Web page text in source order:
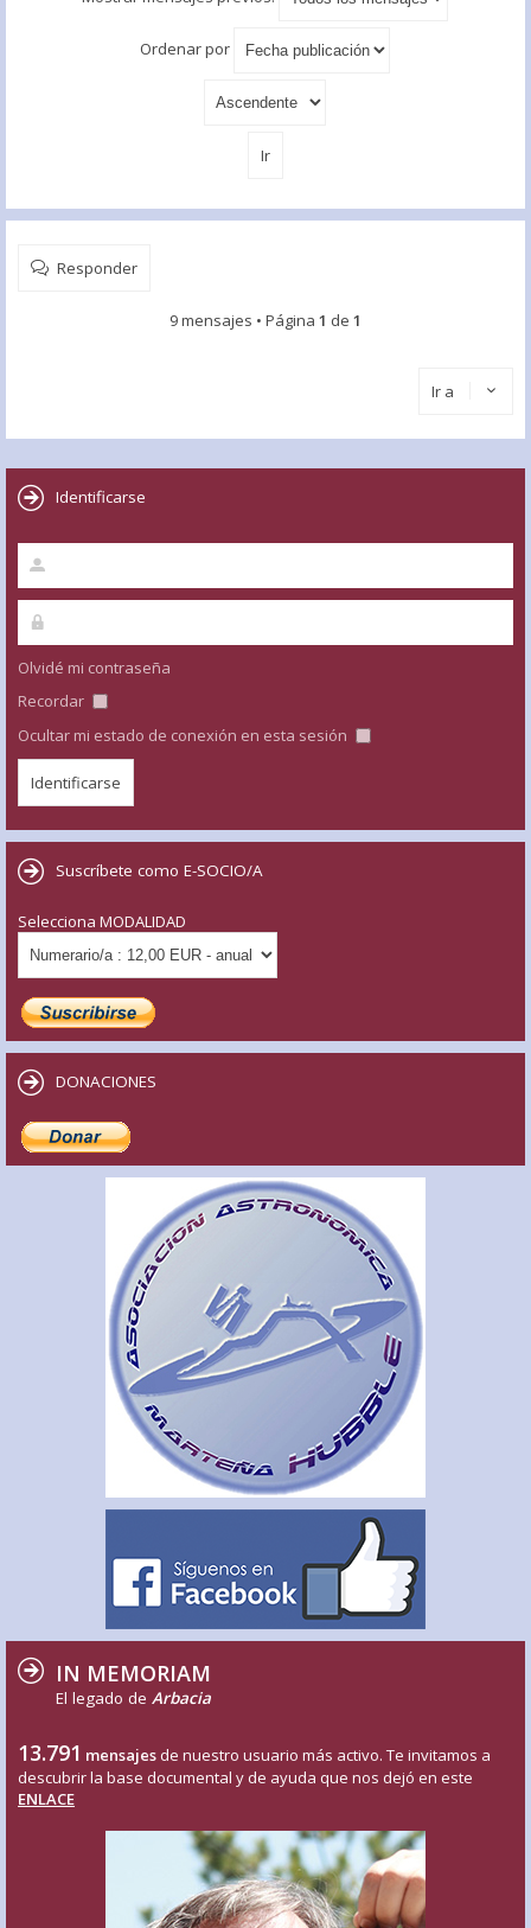
Ordenar por
Responder
9 mensajes • Página 1 de 1
Ir a
Identificarse
Olvidé mi contraseña
Recordar
Ocultar mi estado de conexión en esta sesión
Suscríbete como E-SOCIO/A
Selecciona MODALIDAD
DONACIONES
IN MEMORIAM
El legado de Arbacia
13.791 mensajes de nuestro usuario más activo. Te invitamos a
descubrir la base documental y de ayuda que nos dejó en este
ENLACE